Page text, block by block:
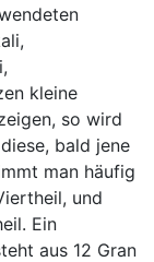
kleine
so wird
bald jene
man häufig
und
Ein
aus 12 Gran